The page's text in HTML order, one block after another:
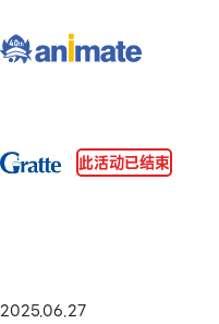
此活动已结束
2025.06.27